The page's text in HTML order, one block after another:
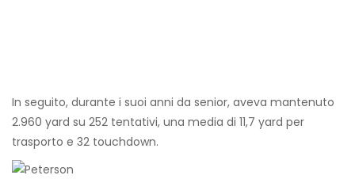
In seguito, durante i suoi anni da senior, aveva mantenuto
2.960 yard su 252 tentativi, una media di 11,7 yard per
trasporto e 32 touchdown.